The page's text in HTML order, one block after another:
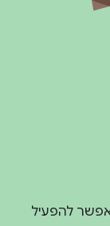
להפעיל